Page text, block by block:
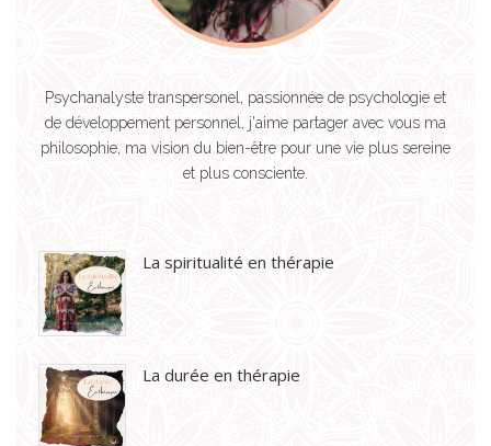
Psychanalyste transpersonel, passionnée de psychologie et
de développement personnel, j'aime partager avec vous ma
philosophie, ma vision du bien-être pour une vie plus sereine
et plus consciente.
La spiritualité en thérapie
La durée en thérapie